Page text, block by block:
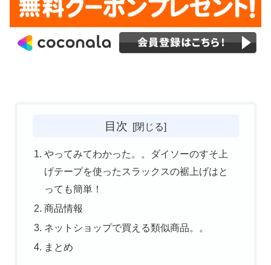
目次
やってみてわかった。。ダイソーのすそ上
げテープを使ったスラックスの裾上げはと
っても簡単！
商品情報
ネットショップで買える類似商品。。
まとめ